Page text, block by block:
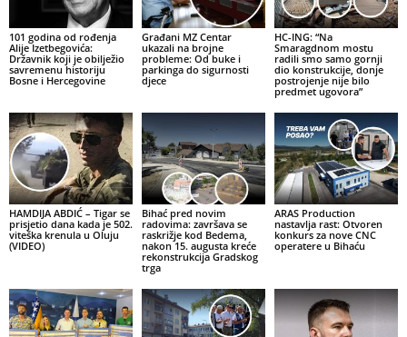
101 godina od rođenja
Alije Izetbegovića:
Državnik koji je obilježio
savremenu historiju
Bosne i Hercegovine
Građani MZ Centar
ukazali na brojne
probleme: Od buke i
parkinga do sigurnosti
djece
HC-ING: “Na
Smaragdnom mostu
radili smo samo gornji
dio konstrukcije, donje
postrojenje nije bilo
predmet ugovora”
HAMDIJA ABDIĆ – Tigar se
prisjetio dana kada je 502.
viteška krenula u Oluju
(VIDEO)
Bihać pred novim
radovima: završava se
raskrižje kod Bedema,
nakon 15. augusta kreće
rekonstrukcija Gradskog
trga
ARAS Production
nastavlja rast: Otvoren
konkurs za nove CNC
operatere u Bihaću